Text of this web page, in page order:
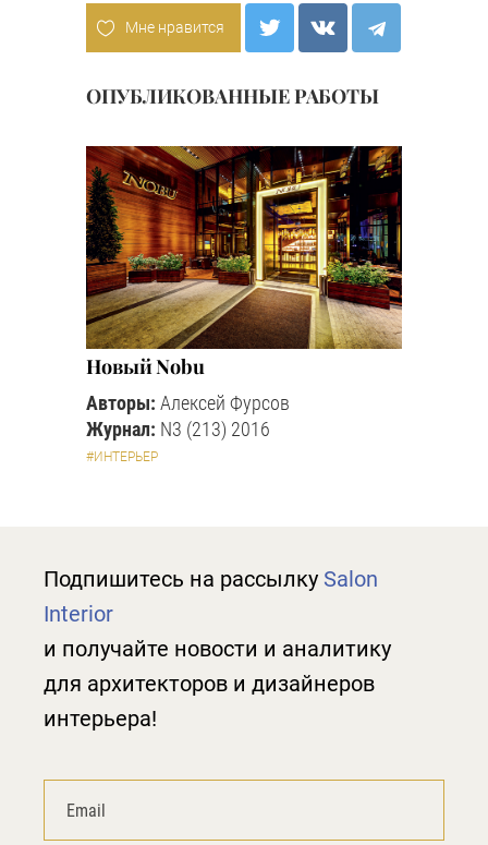
Мне нравится
ОПУБЛИКОВАННЫЕ РАБОТЫ
Новый Nobu
Авторы: Алексей Фурсов
Журнал: N3 (213) 2016
#ИНТЕРЬЕР
Подпишитесь на рассылку Salon
Interior
и получайте новости и аналитику
для архитекторов и дизайнеров
интерьера!